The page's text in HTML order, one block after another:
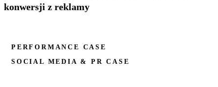
konwersji z reklamy
PERFORMANCE CASE
SOCIAL MEDIA & PR CASE